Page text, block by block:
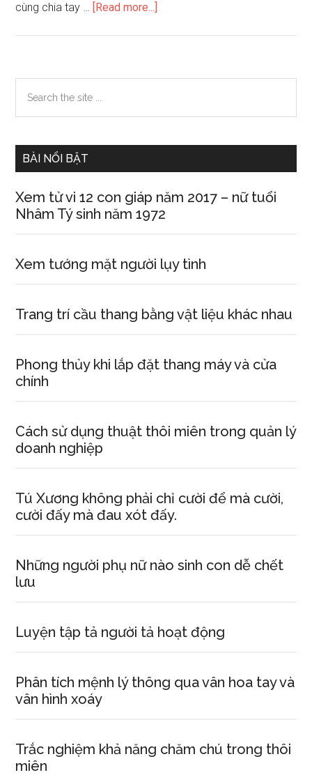
cùng chia tay … [Read more...]
báo
quẻ
Tiểu
62
Primary
Sidebar
the
BÀI NỔI BẬT
Xem tử vi 12 con giáp năm 2017 – nữ tuổi
Nhâm Tý sinh năm 1972
Xem tướng mặt người lụy tình
Trang trí cầu thang bằng vật liệu khác nhau
Phong thủy khi lắp đặt thang máy và cửa
chính
Cách sử dụng thuật thôi miên trong quản lý
doanh nghiệp
Tú Xương không phải chỉ cười để mà cười,
cười đấy mà đau xót đấy.
Những người phụ nữ nào sinh con dễ chết
lưu
Luyện tập tả người tả hoạt động
Phân tích mệnh lý thông qua vân hoa tay và
vân hình xoáy
Trắc nghiệm khả năng chăm chú trong thôi
miên